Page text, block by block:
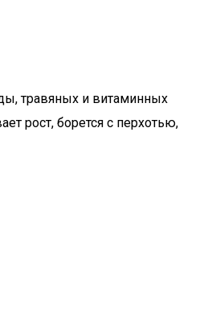
травяных и витаминных
рост, борется с перхотью,